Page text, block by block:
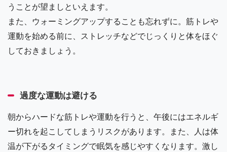
うことが望ましといえます。
また、ウォーミングアップすることも忘れずに。筋トレや
運動を始める前に、ストレッチなどでじっくりと体をほぐ
しておきましょう。
過度な運動は避ける
朝からハードな筋トレや運動を行うと、午後にはエネルギ
ー切れを起こしてしまうリスクがあります。また、人は体
温が下がるタイミングで眠気を感じやすくなります。激し